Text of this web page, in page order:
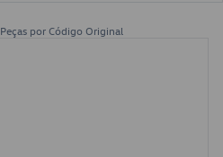
Peças por Código Original